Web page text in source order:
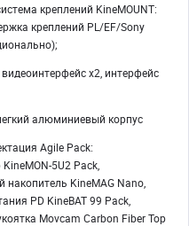
креплений KineMOUNT:
креплений PL/EF/Sony
x2, интерфейс
алюминиевый корпус
Agile Pack:
5U2 Pack,
накопитель KineMAG Nano,
PD KineBAT 99 Pack,
Movcam Carbon Fiber Top